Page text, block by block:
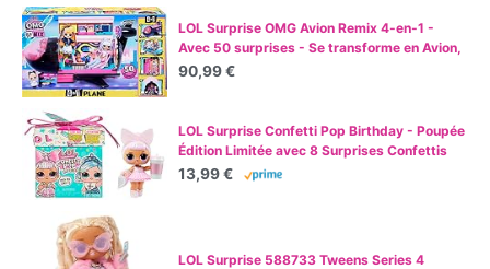
LOL Surprise OMG Avion Remix 4-en-1 -
Avec 50 surprises - Se transforme en Avion,
Voiture, Studio d'enregistrement et Salle de
90,99 €
LOL Surprise Confetti Pop Birthday - Poupée
Édition Limitée avec 8 Surprises Confettis
dans une Boîte - Comprend une Surprise,
13,99 €
LOL Surprise 588733 Tweens Series 4